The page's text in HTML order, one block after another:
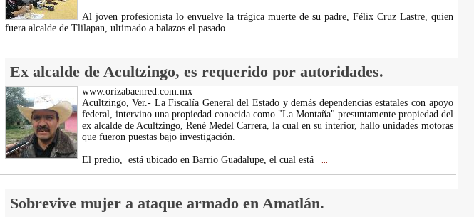
Al joven profesionista lo envuelve la trágica muerte de su padre, Félix Cruz Lastre, quien
fuera alcalde de Tlilapan, ultimado a balazos el pasado
Ex alcalde de Acultzingo, es requerido por autoridades.
www.orizabaenred.com.mx
Acultzingo, Ver.- La Fiscalía General del Estado y demás dependencias estatales con apoyo
federal, intervino una propiedad conocida como "La Montaña" presuntamente propiedad del
ex alcalde de Acultzingo, René Medel Carrera, la cual en su interior, hallo unidades motoras
que fueron puestas bajo investigación.
El predio, está ubicado en Barrio Guadalupe, el cual está
Sobrevive mujer a ataque armado en Amatlán.